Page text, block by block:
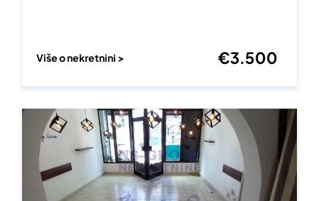
Više o nekretnini > €3.500